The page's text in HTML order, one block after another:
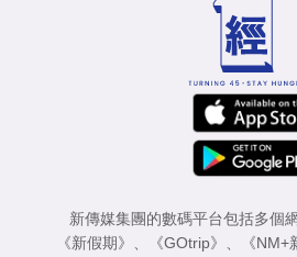
新傳媒集團的數碼平台包括多個
《新假期》 、 《GOtrip》 、 《NM+